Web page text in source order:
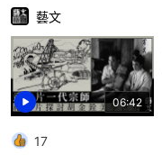
06:42
藝文
17